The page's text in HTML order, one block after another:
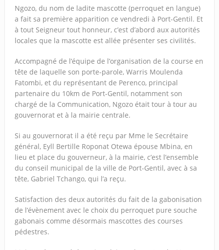
Ngozo, du nom de ladite mascotte (perroquet en langue)
a fait sa première apparition ce vendredi à Port-Gentil. Et
à tout Seigneur tout honneur, c’est d’abord aux autorités
locales que la mascotte est allée présenter ses civilités.
Accompagné de l’équipe de l’organisation de la course en
tête de laquelle son porte-parole, Warris Moulenda
Fatombi, et du représentant de Perenco, principal
partenaire du 10km de Port-Gentil, notamment son
chargé de la Communication, Ngozo était tour à tour au
gouvernorat et à la mairie centrale.
Si au gouvernorat il a été reçu par Mme le Secrétaire
général, Eyll Bertille Roponat Otewa épouse Mbina, en
lieu et place du gouverneur, à la mairie, c’est l’ensemble
du conseil municipal de la ville de Port-Gentil, avec à sa
tête, Gabriel Tchango, qui l’a reçu.
Satisfaction des deux autorités du fait de la gabonisation
de l’évènement avec le choix du perroquet pure souche
gabonais comme désormais mascottes des courses
pédestres.